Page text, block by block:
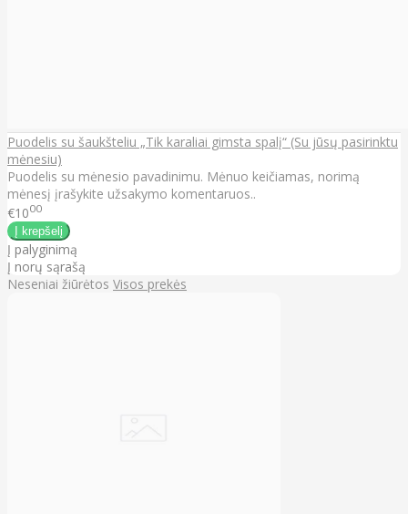
Puodelis su šaukšteliu „Tik karaliai gimsta spalį“ (Su jūsų pasirinktu
mėnesiu)
Puodelis su mėnesio pavadinimu. Mėnuo keičiamas, norimą
mėnesį įrašykite užsakymo komentaruos..
€1000
Į palyginimą
Į norų sąrašą
Neseniai žiūrėtos Visos prekės